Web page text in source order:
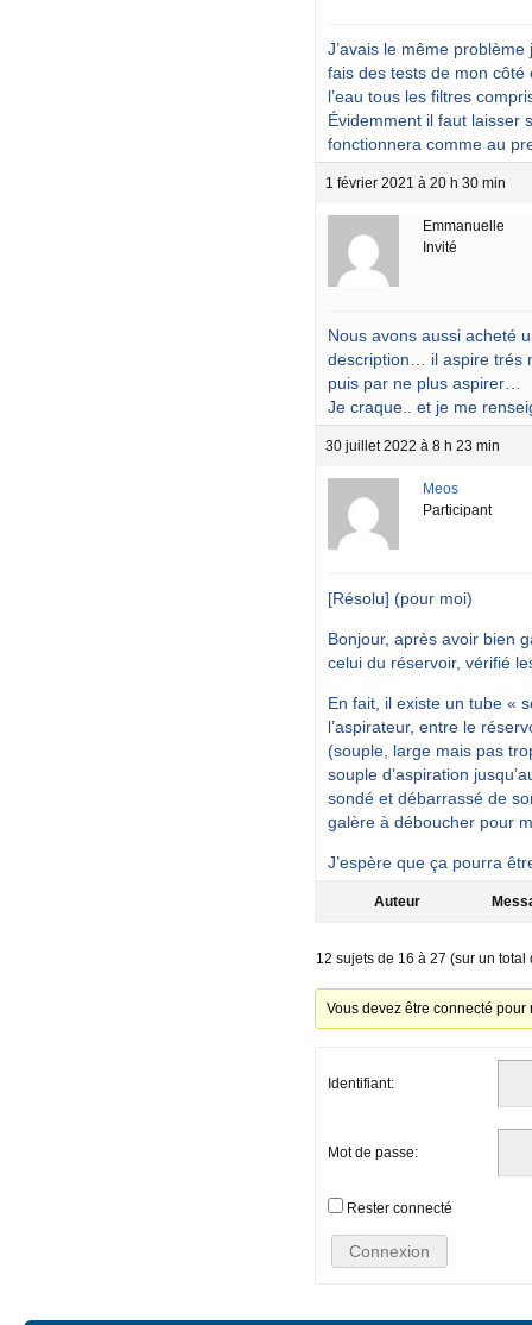
J’avais le même
fais des tests de mon côté
l’eau tous les filtres
Évidemment il faut laisser
fonctionnera comme au
1 février 2021 à 20 h 30 min
Emmanuelle
Invité
Nous avons aussi acheté
description… il aspire trés
puis par ne plus aspirer…
Je craque.. et je me
30 juillet 2022 à 8 h 23 min
Meos
Participant
[Résolu] (pour moi)
Bonjour, après avoir bien
celui du réservoir, vérifié
En fait, il existe un tube «
l’aspirateur, entre le
(souple, large mais pas
souple d’aspiration
sondé et débarrassé de
galère à déboucher pour
J’espère que ça pourra
Auteur
12 sujets de 16 à 27 (sur un total
Vous devez être connecté pour
Identifiant:
Mot de passe:
Rester connecté
Connexion